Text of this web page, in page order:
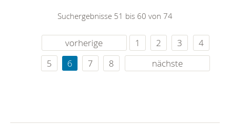
Suchergebnisse 51 bis 60 von 74
vorherige 1 2 3
4
5
6 7 8 nächste